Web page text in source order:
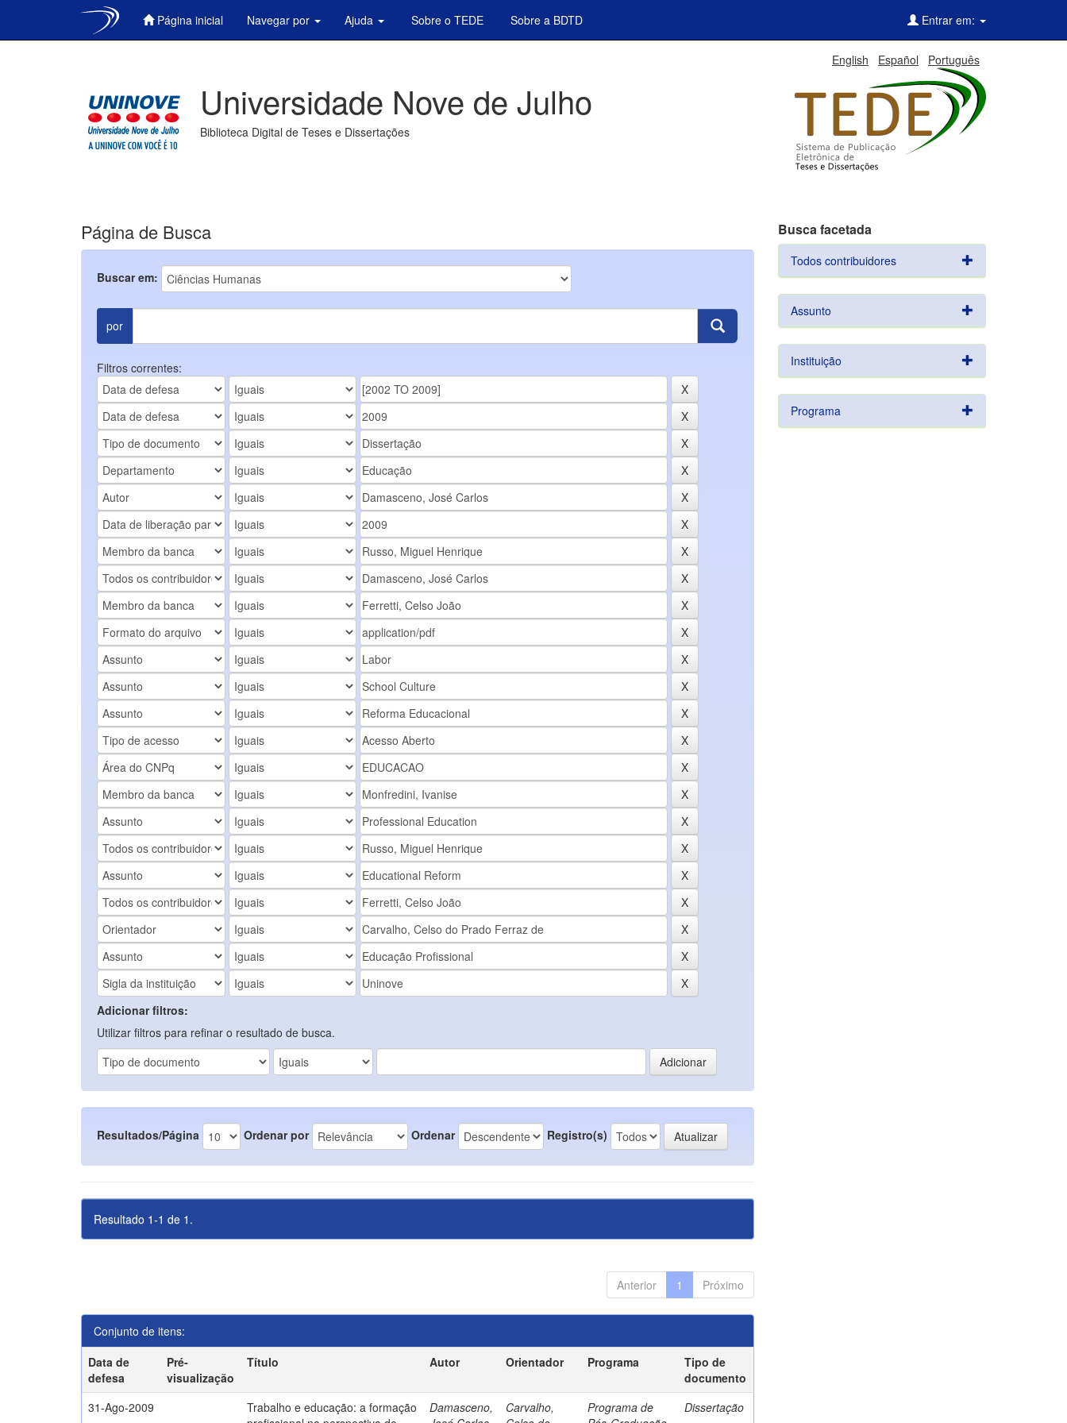
Página inicial Navegar por Ajuda Sobre o TEDE Sobre a BDTD Entrar em:
English Español Português
Universidade Nove de Julho
Biblioteca Digital de Teses e Dissertações
Página de Busca
Buscar em:
por
Filtros correntes:
Adicionar filtros:
Utilizar filtros para refinar o resultado de busca.
Resultados/Página Ordenar por Ordenar Registro(s)
Resultado 1-1 de 1.
Anterior 1 Próximo
Conjunto de itens:
Data de
defesa
Pré-
visualização
Título Autor Orientador Programa
Tipo de
documento
31-Ago-2009
Trabalho e educação: a formação
Damasceno,
Carvalho,
Programa de
Dissertação
Busca facetada
Todos contribuidores
Assunto
Instituição
Programa